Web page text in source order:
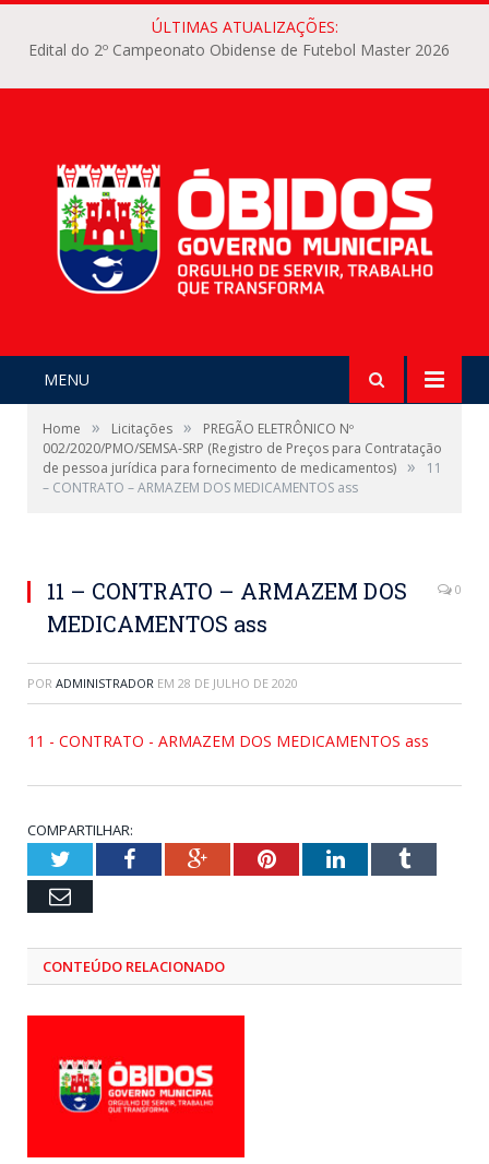
ÚLTIMAS ATUALIZAÇÕES:
Edital do 2º Campeonato Obidense de Futebol Master 2026
MENU
Home » Licitações »
PREGÃO ELETRÔNICO Nº
002/2020/PMO/SEMSA-SRP (Registro de Preços para Contratação
de pessoa jurídica para fornecimento de medicamentos) »
11
– CONTRATO – ARMAZEM DOS MEDICAMENTOS ass
11 – CONTRATO – ARMAZEM DOS
MEDICAMENTOS ass
0
POR ADMINISTRADOR EM 28 DE JULHO DE 2020
11 - CONTRATO - ARMAZEM DOS MEDICAMENTOS ass
COMPARTILHAR:
TwitterFacebookGoogle+PinterestLinkedInTumblr
Email
CONTEÚDO RELACIONADO